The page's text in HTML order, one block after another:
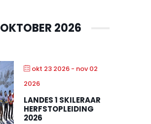
OKTOBER 2026
okt 23 2026 - nov 02
2026
LANDES 1 SKILERAAR
HERFSTOPLEIDING
2026